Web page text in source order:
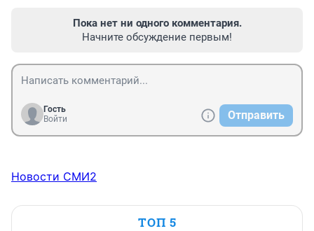
Пока нет ни одного комментария.
Начните обсуждение первым!
Гость
Войти
Отправить
Новости СМИ2
ТОП 5